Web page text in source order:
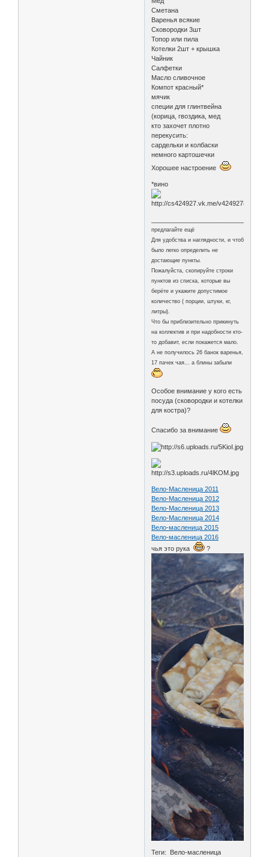
Сметана
Варенья всякие
Сковородки 3шт
Топор или пила
Котелки 2шт + крышка
Чайник
Салфетки
Масло сливочное
Компот красный*
мячик
специи для глинтвейна
(корица, гвоздика, мед
кто захочет плотно
перекусить:
сардельки и колбаски
немного картошечки
Хорошее настроение
*вино
предлагайте ещё
Для удобства и наглядности, и чтоб
было легко определить не
достающие пункты.
Пожалуйста, скопируйте строки
пунктов из списка, которые вы
берёте и укажите допустимое
количество ( порции, штуки, кг,
литры).
Что бы приблизительно прикинуть
на коллектив и при надобности кто-
то добавит, если покажется мало.
А не получилось 26 банок варенья,
17 пачек чая... а блины забыли
Особое внимание у кого есть
посуда (сковородки и котелки
для костра)?
Спасибо за внимание
Вело-Масленица 2011
Вело-Масленица 2012
Вело-Масленица 2013
Вело-Масленица 2014
Вело-масленица 2015
Вело-масленица 2016
чья это рука
?
Теги: Вело-масленица